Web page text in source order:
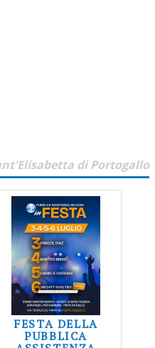
di Portogallo
FESTA DELLA
PUBBLICA